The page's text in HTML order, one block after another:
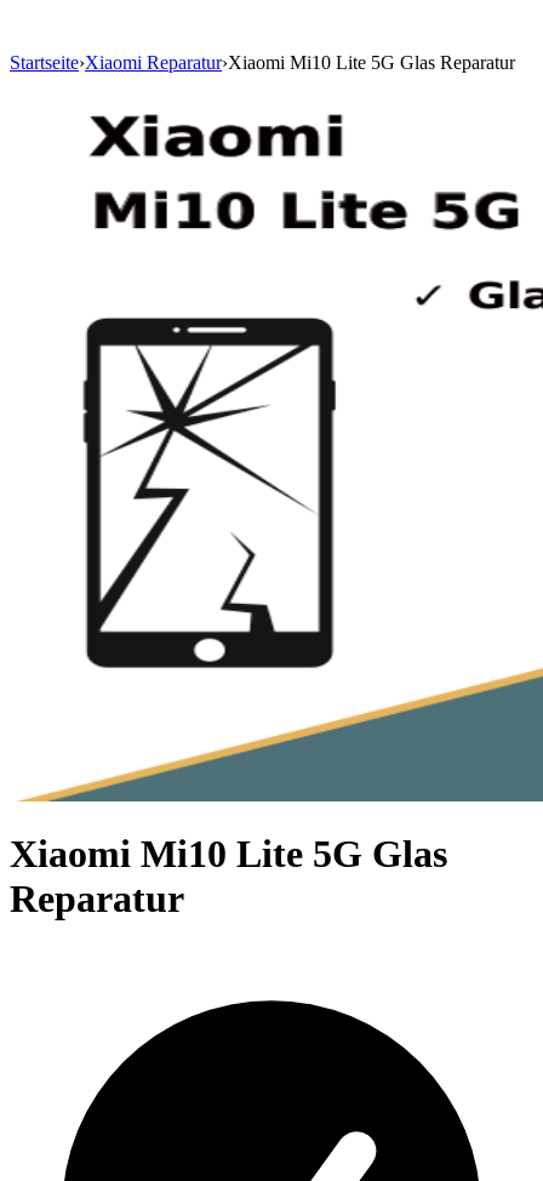
Startseite›Xiaomi Reparatur›Xiaomi Mi10 Lite 5G Glas Reparatur
Xiaomi Mi10 Lite 5G Glas
Reparatur